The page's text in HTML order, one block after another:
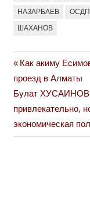
НАЗАРБАЕВ ОСДП
ШАХАНОВ
Навигация
по
записям
Previous
Post:
Как акиму
проезд в Алматы
Next
Post:
Булат ХУСАИНОВ:
привлекательно,
экономическая